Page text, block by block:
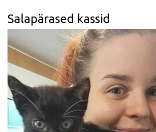
Salapärased kassid